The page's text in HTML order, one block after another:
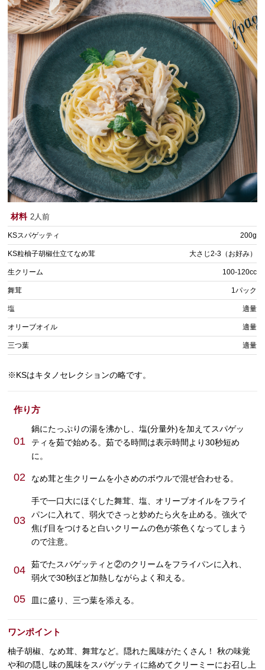
材料 2人前
KSスパゲッティ 200g
KS粒柚子胡椒仕立てなめ茸 大さじ2-3（お好み）
生クリーム 100-120cc
舞茸 1パック
塩 適量
オリーブオイル 適量
三つ葉 適量
※KSはキタノセレクションの略です。
作り方
01
鍋にたっぷりの湯を沸かし、塩(分量外)を加えてスパゲッ
ティを茹で始める。茹でる時間は表示時間より30秒短め
に。
02 なめ茸と生クリームを小さめのボウルで混ぜ合わせる。
03
手で一口大にほぐした舞茸、塩、オリーブオイルをフライ
パンに入れて、弱火でさっと炒めたら火を止める。強火で
焦げ目をつけると白いクリームの色が茶色くなってしまう
ので注意。
04
茹でたスパゲッティと②のクリームをフライパンに入れ、
弱火で30秒ほど加熱しながらよく和える。
05 皿に盛り、三つ葉を添える。
ワンポイント
柚子胡椒、なめ茸、舞茸など。隠れた風味がたくさん！ 秋の味覚
や和の隠し味の風味をスパゲッティに絡めてクリーミーにお召し上